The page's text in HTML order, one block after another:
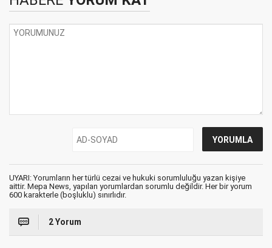
UYARI: Yorumların her türlü cezai ve hukuki sorumluluğu yazan kişiye
aittir. Mepa News, yapılan yorumlardan sorumlu değildir. Her bir yorum
600 karakterle (boşluklu) sınırlıdır.
2 Yorum